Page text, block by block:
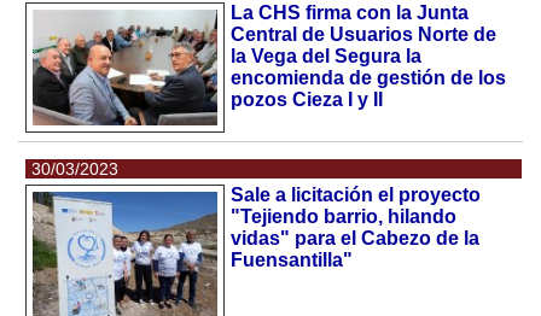
La CHS firma con la Junta
Central de Usuarios Norte de
la Vega del Segura la
encomienda de gestión de los
pozos Cieza I y II
30/03/2023
Sale a licitación el proyecto
"Tejiendo barrio, hilando
vidas" para el Cabezo de la
Fuensantilla"